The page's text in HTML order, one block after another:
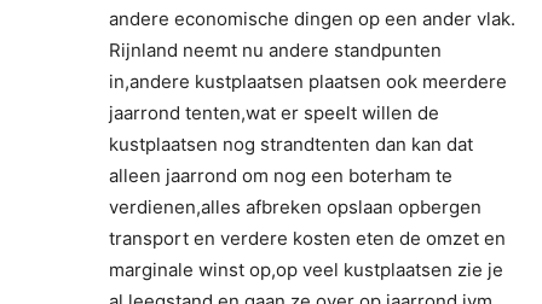
andere economische dingen op een ander vlak.
Rijnland neemt nu andere standpunten
in,andere kustplaatsen plaatsen ook meerdere
jaarrond tenten,wat er speelt willen de
kustplaatsen nog strandtenten dan kan dat
alleen jaarrond om nog een boterham te
verdienen,alles afbreken opslaan opbergen
transport en verdere kosten eten de omzet en
marginale winst op,op veel kustplaatsen zie je